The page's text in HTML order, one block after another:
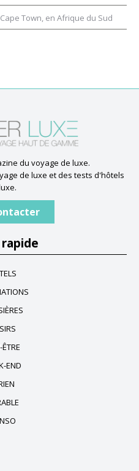
Town, en Afrique du Sud
du voyage de luxe.
de luxe et des tests d'hôtels
END